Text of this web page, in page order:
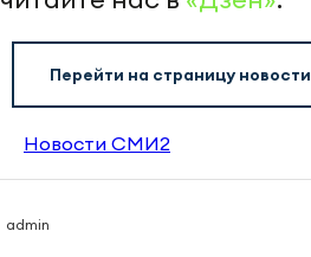
Перейти на страницу новости
Новости СМИ2
admin